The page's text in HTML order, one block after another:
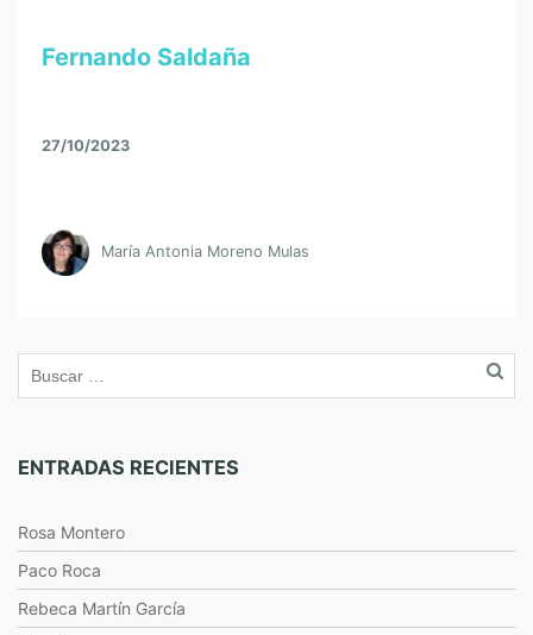
Fernando Saldaña
27/10/2023
María Antonia Moreno Mulas
ENTRADAS RECIENTES
Rosa Montero
Paco Roca
Rebeca Martín García